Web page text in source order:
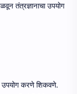
तंत्रज्ञानाचा उपयोग
उपयोग करणे शिकवणे.